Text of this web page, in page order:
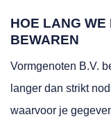
HOE LANG WE
BEWAREN
Vormgenoten B.V.
langer dan strikt
waarvoor je